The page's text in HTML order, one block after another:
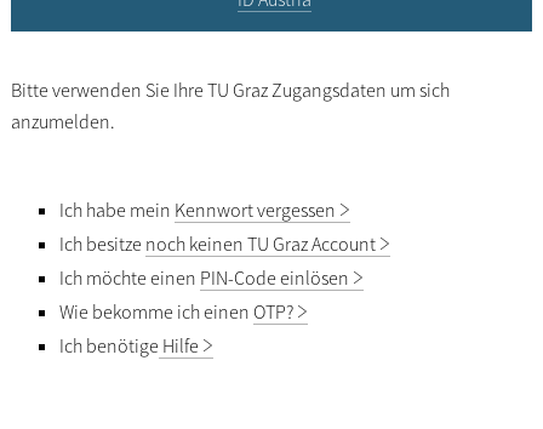
Bitte verwenden Sie Ihre TU Graz Zugangsdaten um sich
anzumelden.
Ich habe mein Kennwort vergessen
Ich besitze noch keinen TU Graz Account
Ich möchte einen PIN-Code einlösen
Wie bekomme ich einen OTP?
Ich benötige Hilfe